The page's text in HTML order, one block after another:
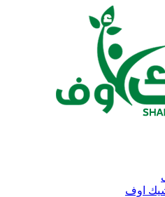
اوف